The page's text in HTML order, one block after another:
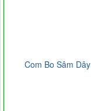
Com Bo Sâm